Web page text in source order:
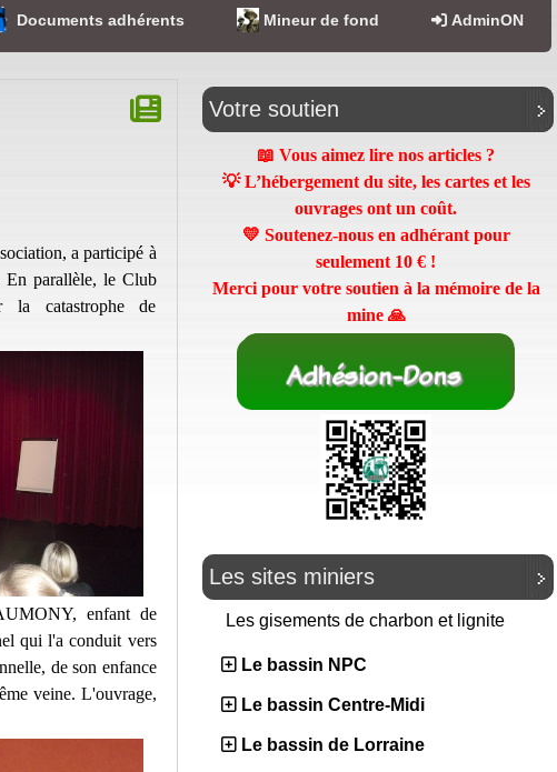
Documents adhérents Mineur de fond AdminON
a participé à
En parallèle, le Club
la catastrophe de
enfant de
qui l'a conduit vers
de son enfance
veine. L'ouvrage,
Votre soutien
📖 Vous aimez lire nos articles ?
💡 L’hébergement du site, les cartes et les
ouvrages ont un coût.
💛 Soutenez-nous en adhérant pour
seulement 10 € !
Merci pour votre soutien à la mémoire de la
mine 🙏
Les sites miniers
Les gisements de charbon et lignite
Le bassin NPC
Le bassin Centre-Midi
Le bassin de Lorraine